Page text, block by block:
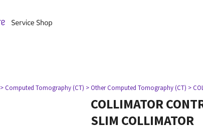
> Computed Tomography (CT) > Other Computed Tomography (CT) >
COLLIMATOR
SLIM COLLIMATOR